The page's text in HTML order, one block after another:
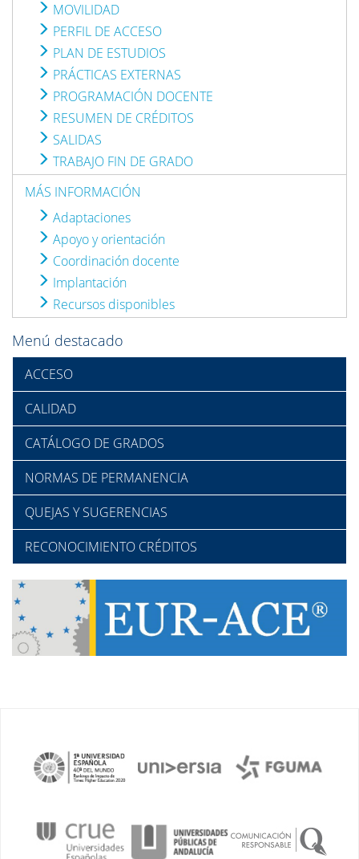
MOVILIDAD
PERFIL DE ACCESO
PLAN DE ESTUDIOS
PRÁCTICAS EXTERNAS
PROGRAMACIÓN DOCENTE
RESUMEN DE CRÉDITOS
SALIDAS
TRABAJO FIN DE GRADO
MÁS INFORMACIÓN
Adaptaciones
Apoyo y orientación
Coordinación docente
Implantación
Recursos disponibles
Menú destacado
ACCESO
CALIDAD
CATÁLOGO DE GRADOS
NORMAS DE PERMANENCIA
QUEJAS Y SUGERENCIAS
RECONOCIMIENTO CRÉDITOS